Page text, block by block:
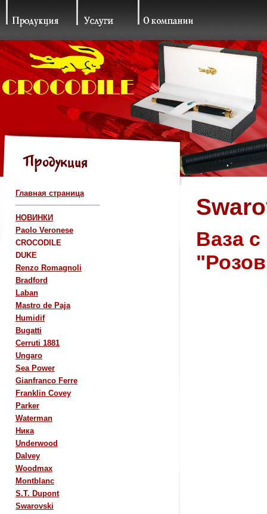
Главная страница
НОВИНКИ
Paolo Veronese
CROCODILE
DUKE
Renzo Romagnoli
Bradford
Laban
Mastro de Paja
Humidif
Bugatti
Cerruti 1881
Ungaro
Sea Power
Gianfranco Ferre
Franklin Covey
Parker
Waterman
Ника
Underwood
Dalvey
Woodmax
Montblanc
S.T. Dupont
Swarovski
Ваза